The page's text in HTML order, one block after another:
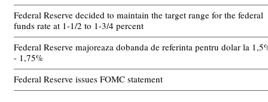
Federal Reserve decided to maintain the target range for the federal
funds rate at 1-1/2 to 1-3/4 percent
Federal Reserve majoreaza dobanda de referinta pentru dolar la
- 1,75%
Federal Reserve issues FOMC statement